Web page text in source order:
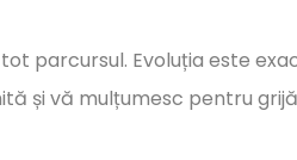
parcursul. Evoluția este
și vă mulțumesc pentru